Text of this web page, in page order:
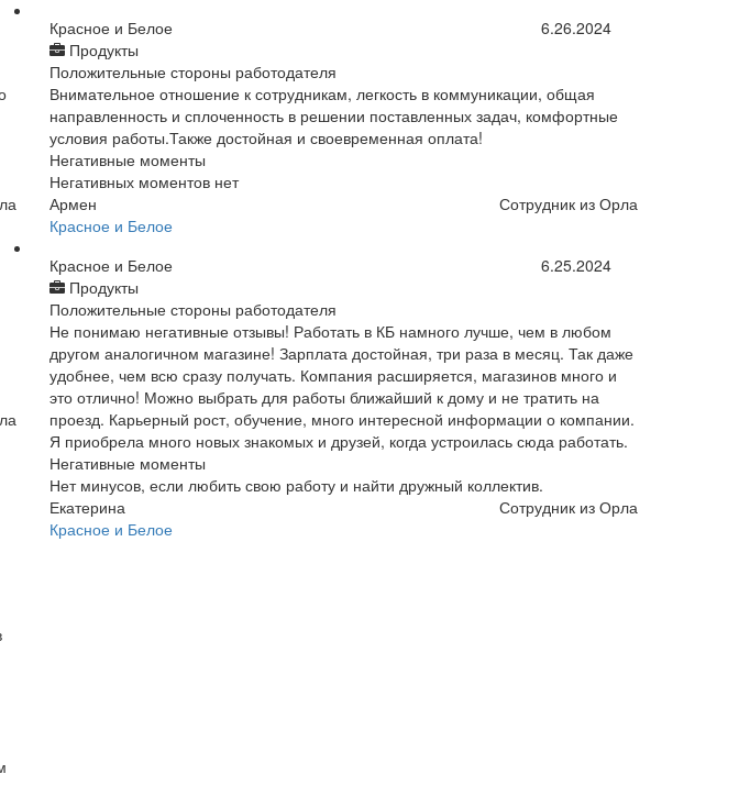
Красное и Белое
Продукты
6.26.2024
Положительные стороны работодателя
Внимательное отношение к сотрудникам, легкость в коммуникации, общая
направленность и сплоченность в решении поставленных задач, комфортные
условия работы.Также достойная и своевременная оплата!
Негативные моменты
Негативных моментов нет
Армен
Сотрудник из Орла
Красное и Белое
Красное и Белое
Продукты
6.25.2024
Положительные стороны работодателя
Не понимаю негативные отзывы! Работать в КБ намного лучше, чем в любом
другом аналогичном магазине! Зарплата достойная, три раза в месяц. Так даже
удобнее, чем всю сразу получать. Компания расширяется, магазинов много и
это отлично! Можно выбрать для работы ближайший к дому и не тратить на
проезд. Карьерный рост, обучение, много интересной информации о компании.
Я приобрела много новых знакомых и друзей, когда устроилась сюда работать.
Негативные моменты
Нет минусов, если любить свою работу и найти дружный коллектив.
Екатерина
Сотрудник из Орла
Красное и Белое